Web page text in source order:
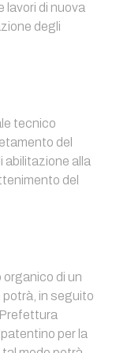
lavori di nuova
degli
tecnico
del
abilitazione alla
del
organico di un
in seguito
per la